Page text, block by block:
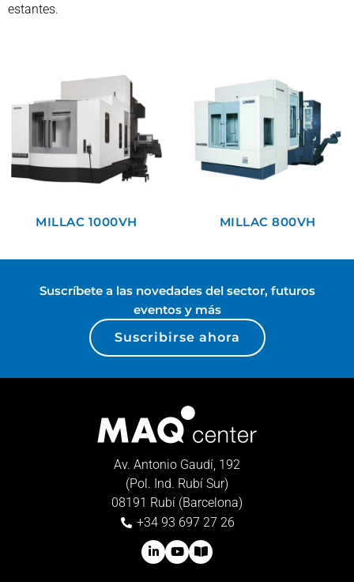
estantes.
MILLAC 1000VH MILLAC 800VH
Suscríbete a las novedades del sector, futuros
eventos y más
Suscribirse ahora
Av. Antonio Gaudí, 192
(Pol. Ind. Rubí Sur)
08191 Rubí (Barcelona)
+34 93 697 27 26